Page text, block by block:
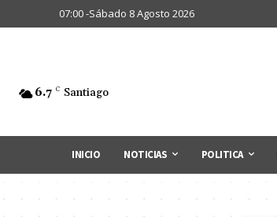
07:00 -Sábado 8 Agosto 2026
6.7 C Santiago
INICIO NOTICIAS POLITICA